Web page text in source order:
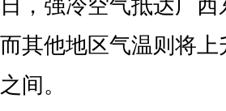
日，强冷空气抵达广
而其他地区气温则将
之间。